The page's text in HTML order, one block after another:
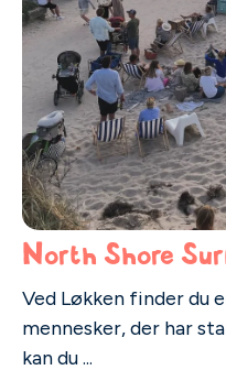
North Shore
Ved Løkken finder du
mennesker, der har
kan du ...